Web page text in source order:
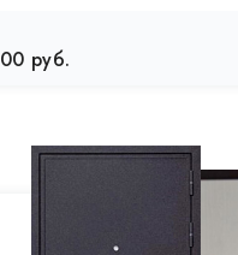
руб.